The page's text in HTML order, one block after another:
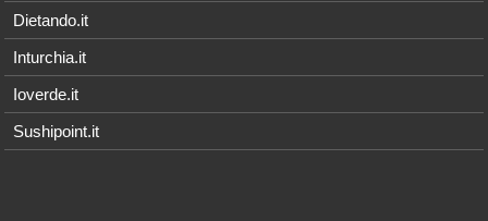
Dietando.it
Inturchia.it
Ioverde.it
Sushipoint.it